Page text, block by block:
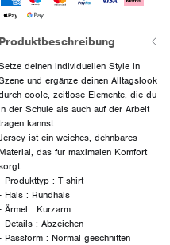
Produktbeschreibung
deinen individuellen Style in
und ergänze deinen Alltagslook
coole, zeitlose Elemente, die du
der Schule als auch auf der Arbeit
kannst.
ist ein weiches, dehnbares
Material, das für maximalen Komfort
Produkttyp : T-shirt
Hals : Rundhals
Ärmel : Kurzarm
Details : Abzeichen
- Passform : Normal geschnitten